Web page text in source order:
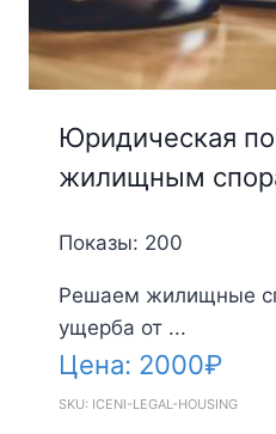
Юридическая
жилищным
Показы: 200
Решаем жилищные
ущерба от ...
Цена: 2000₽
SKU: ICENI-LEGAL-HOUSING